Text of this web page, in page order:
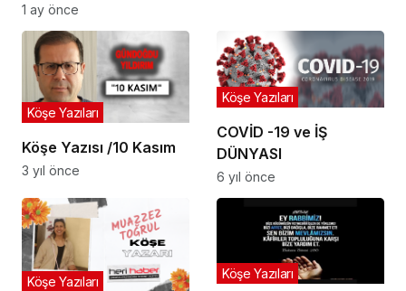
1 ay önce
Köşe Yazısı /10 Kasım
Köşe Yazıları
3 yıl önce
COVİD -19 ve İŞ
DÜNYASI
Köşe Yazıları
6 yıl önce
Köşe Yazıları
Köşe Yazıları